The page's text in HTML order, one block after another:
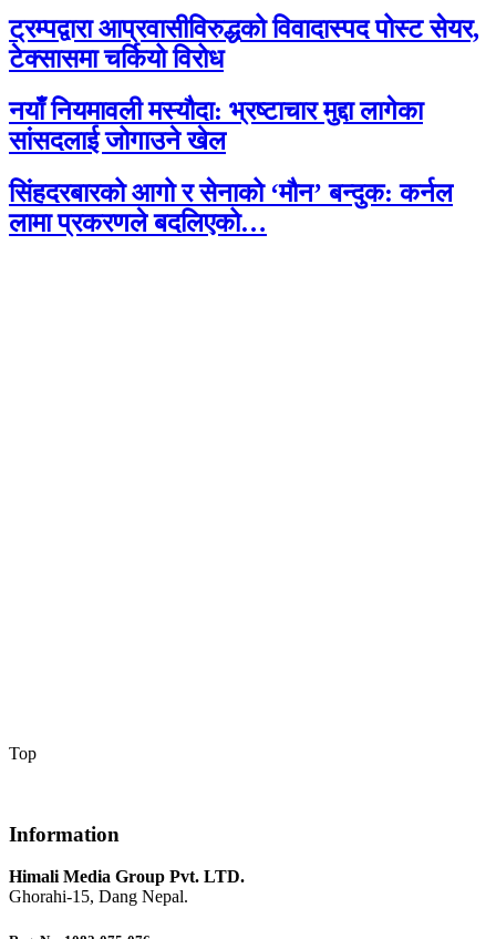
ट्रम्पद्वारा आप्रवासीविरुद्धको विवादास्पद पोस्ट सेयर,
टेक्सासमा चर्कियो विरोध
नयाँ नियमावली मस्यौदा: भ्रष्टाचार मुद्दा लागेका
सांसदलाई जोगाउने खेल
सिंहदरबारको आगो र सेनाको ‘मौन’ बन्दुक: कर्नल
लामा प्रकरणले बदलिएको…
Top
Information
Himali Media Group Pvt. LTD.
Ghorahi-15, Dang Nepal.